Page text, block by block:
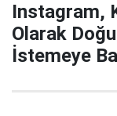
Instagram,
Olarak
İstemeye